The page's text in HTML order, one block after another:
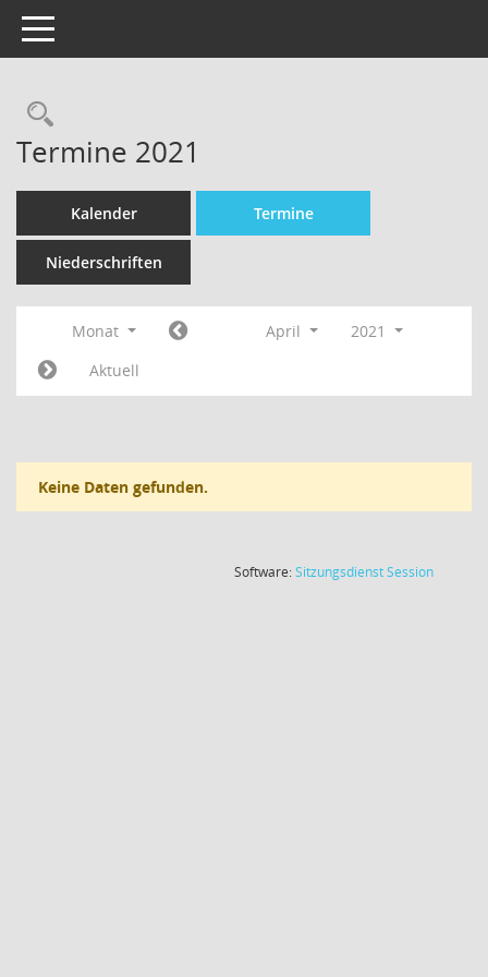
Toggle navigation
Termine 2021
Kalender Termine
Niederschriften
Monat April
2021
Aktuell
Keine Daten gefunden.
Software:SitzungsdienstSession(Wird in